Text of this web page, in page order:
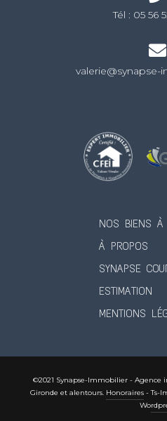
Tél : 05 56
NOS BIENS
À PROPOS
SYNAPSE
ESTIMATION
MENTIONS
©2021 Synapse-Immobilier - Agence
Gironde et alentours. Honoraires-Ts-